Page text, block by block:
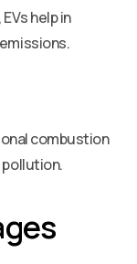
help in
combustion